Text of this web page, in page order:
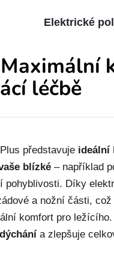
Elektrické
léčbě
představuje ideální
blízké – například
pohyblivosti. Díky
a nožní části,
komfort pro ležícího.
a zlepšuje